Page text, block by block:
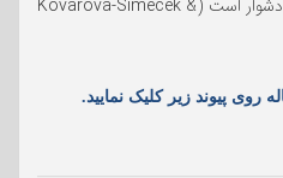
ارائه یک گزارش مالی استاندارد، دشوار است (Kovarova-Simecek &
روی پیوند زیر کلیک نمایید.